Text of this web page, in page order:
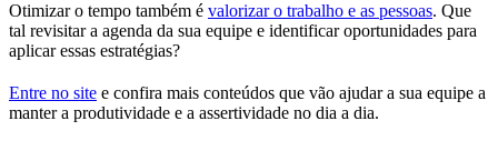
Otimizar o tempo também é valorizar o trabalho e as pessoas. Que
tal revisitar a agenda da sua equipe e identificar oportunidades para
aplicar essas estratégias?
Entre no site e confira mais conteúdos que vão ajudar a sua equipe a
manter a produtividade e a assertividade no dia a dia.